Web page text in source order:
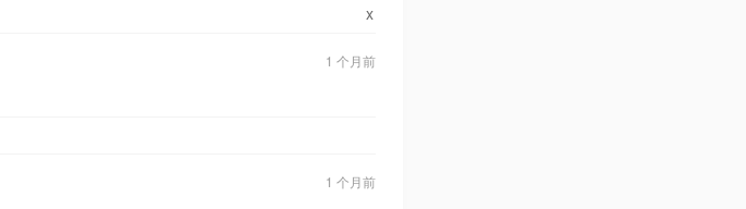
x
1 个月前
1 个月前